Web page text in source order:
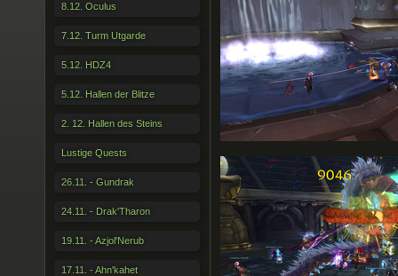
8.12. Oculus
7.12. Turm Utgarde
5.12. HDZ4
5.12. Hallen der Blitze
2. 12. Hallen des Steins
Lustige Quests
26.11. - Gundrak
24.11. - Drak'Tharon
19.11. - Azjol'Nerub
17.11. - Ahn'kahet